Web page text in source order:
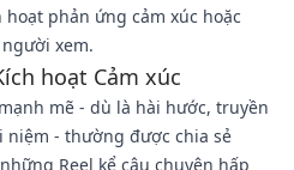
phản ứng cảm xúc hoặc
xem.
hoạt Cảm xúc
mẽ - dù là hài hước, truyền
niệm - thường được chia sẻ
Reel kể câu chuyện hấp